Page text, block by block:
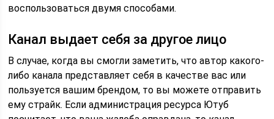
воспользоваться двумя способами.
Канал выдает себя за другое лицо
В случае, когда вы смогли заметить, что автор какого-
либо канала представляет себя в качестве вас или
пользуется вашим брендом, то вы можете отправить
ему страйк. Если администрация ресурса Ютуб